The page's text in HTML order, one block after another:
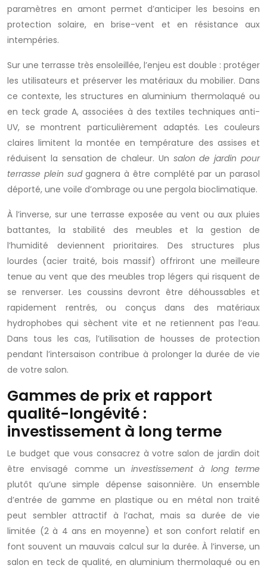
paramètres en amont permet d’anticiper les besoins en
protection solaire, en brise-vent et en résistance aux
intempéries.
Sur une terrasse très ensoleillée, l’enjeu est double : protéger
les utilisateurs et préserver les matériaux du mobilier. Dans
ce contexte, les structures en aluminium thermolaqué ou
en teck grade A, associées à des textiles techniques anti-
UV, se montrent particulièrement adaptés. Les couleurs
claires limitent la montée en température des assises et
réduisent la sensation de chaleur. Un salon de jardin pour
terrasse plein sudgagnera à être complété par un parasol
déporté, une voile d’ombrage ou une pergola bioclimatique.
À l’inverse, sur une terrasse exposée au vent ou aux pluies
battantes, la stabilité des meubles et la gestion de
l’humidité deviennent prioritaires. Des structures plus
lourdes (acier traité, bois massif) offriront une meilleure
tenue au vent que des meubles trop légers qui risquent de
se renverser. Les coussins devront être déhoussables et
rapidement rentrés, ou conçus dans des matériaux
hydrophobes qui sèchent vite et ne retiennent pas l’eau.
Dans tous les cas, l’utilisation de housses de protection
pendant l’intersaison contribue à prolonger la durée de vie
de votre salon.
Gammes de prix et rapport
qualité-longévité :
investissement à long terme
Le budget que vous consacrez à votre salon de jardin doit
être envisagé comme uninvestissement à long terme
plutôt qu’une simple dépense saisonnière. Un ensemble
d’entrée de gamme en plastique ou en métal non traité
peut sembler attractif à l’achat, mais sa durée de vie
limitée (2 à 4 ans en moyenne) et son confort relatif en
font souvent un mauvais calcul sur la durée. À l’inverse, un
salon en teck de qualité, en aluminium thermolaqué ou en